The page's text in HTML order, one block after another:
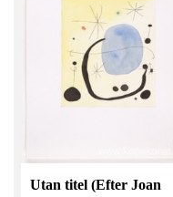
Utan titel (Efter Joan